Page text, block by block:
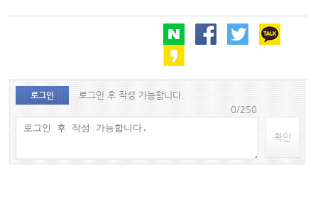
로그인
로그인 후 작성 가능합니다.
0/250
확인